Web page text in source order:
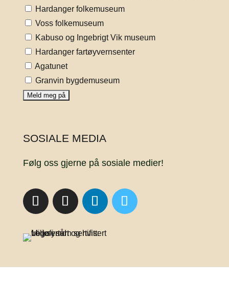
Hardanger folkemuseum
Voss folkemuseum
Kabuso og Ingebrigt Vik museum
Hardanger fartøyvernsenter
Agatunet
Granvin bygdemuseum
SOSIALE MEDIA
Følg oss gjerne på sosiale medier!